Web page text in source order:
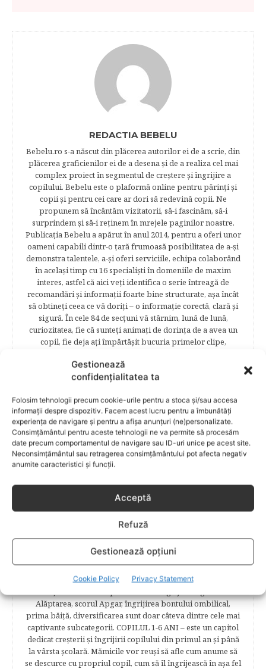
Gestionează
confidențialitatea ta
Folosim tehnologii precum cookie-urile pentru a stoca și/sau accesa
informații despre dispozitiv. Facem acest lucru pentru a îmbunătăți
experiența de navigare și pentru a afișa anunțuri (ne)personalizate.
Consimțământul pentru aceste tehnologii ne va permite să procesăm
date precum comportamentul de navigare sau ID-uri unice pe acest site.
Neconsimțământul sau retragerea consimțământului pot afecta negativ
anumite caracteristici și funcții.
Acceptă
Refuză
Gestionează opțiuni
Cookie Policy Privacy Statement
REDACTIA BEBELU
Bebelu.ro s-a născut din plăcerea autorilor ei de a scrie, din
plăcerea graficienilor ei de a desena şi de a realiza cel mai
complex proiect în segmentul de creştere şi îngrijire a
copilului. Bebelu este o plaformă online pentru părinţi şi
copii şi pentru cei care ar dori să redevină copii. Ne
propunem să încântăm vizitatorii, să-i fascinăm, să-i
surprindem şi să-i reţinem în mrejele paginilor noastre.​
Publicația Bebelu a apărut în anul 2014, pentru a oferi unor
oameni capabili dintr-o ţară frumoasă posibilitatea de a-şi
demonstra talentele, a-şi oferi serviciile, echipa colaborând
în acelaşi timp cu 16 specialişti în domeniile de maxim
interes, astfel că aici veţi identifica o serie întreagă de
recomandări şi informaţii foarte bine structurate, aşa încât
să obtineţi ceea ce vă doriţi – o informaţie corectă, clară şi
sigură. În cele 84 de secțuni vă stârnim, lună de lună,
curiozitatea, fie că sunteţi animaţi de dorinţa de a avea un
copil, fie deja aţi împărtăşit bucuria primelor clipe,
avizate. Cititorii Bebelu.ro vor afla sfaturi, practici eficiente,
vor deveni parte a unor experienţe de viaţă trăite de
legislative care să le asigure siguranţa şi stabilitatea
familiei. Cititorii se vor bucura să afle despre povestea
frumoasă de viață a unei mămici celebre – Elena Băsescu,
într-un interviu acordat în exclusivitate revistei Bebelu,vor
fi puşi în temă cu ultimele tendinţe în materie de frumuseţe,
diete şi modă parcurgând atent şi rubricile permanente
începând cu: Rubrici: PĂRINŢI CELEBRI – Cele mai
cunoscute personalităţi mondene vor fi alături de tine
pentru a te îndruma, oferindu-ţi un sfat din experienţa lor
destinat celor 9 luni de viaţă intrauterină. Vor fi prezentate
analize necesare, alimentaţie, sănătate, pregătire pentru
naştere. Tot aici puteti găsi informaţii preţioase dedicate
naşterii şi recuperării postpartum. BEBELUŞUL ÎN PRIMUL
Alăptarea, scorul Apgar, îngrijirea bontului ombilical,
prima băiţă, diversificarea sunt doar câteva dintre cele mai
captivante subcategorii. COPILUL 1-6 ANI – este un capitol
dedicat creşterii şi îngrijirii copilului din primul an şi până
la vârsta şcolară. Mămicile vor reuşi să afle cum anume să
se descurce cu propriul copil, cum să îl îngrijească în aşa fel